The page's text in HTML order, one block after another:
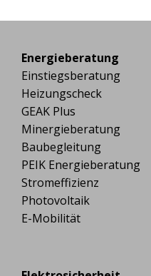
Energieberatung
Einstiegsberatung
Heizungscheck
GEAK Plus
Minergieberatung
Baubegleitung
PEIK Energieberatung
Stromeffizienz
Photovoltaik
E-Mobilität